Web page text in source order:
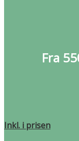
Fra
Inkl. i prisen